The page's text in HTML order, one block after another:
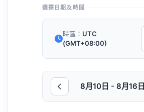
選擇日期及時間
時區： UTC
(GMT+08:00)
8月10日 - 8月16日